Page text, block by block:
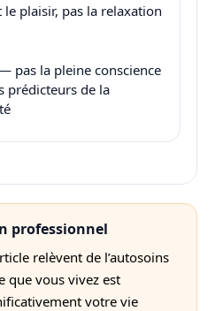
le plaisir, pas la relaxation
pas la pleine conscience
prédicteurs de la
professionnel
relèvent de l’autosoins
que vous vivez est
votre vie